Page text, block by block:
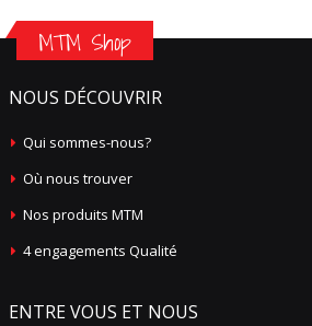
MTM Shop
NOUS DÉCOUVRIR
Qui sommes-nous?
Où nous trouver
Nos produits MTM
4 engagements Qualité
ENTRE VOUS ET NOUS